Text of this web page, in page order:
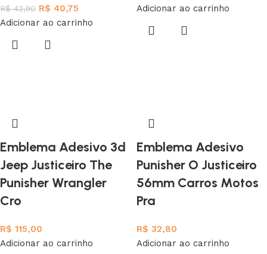
R$42,90 R$ 40,75
Adicionar ao carrinho
Adicionar ao carrinho
Emblema Adesivo 3d
Jeep Justiceiro The
Punisher Wrangler
Cro
R$ 115,00
Adicionar ao carrinho
Emblema Adesivo
Punisher O Justiceiro
56mm Carros Motos
Pra
R$ 32,80
Adicionar ao carrinho